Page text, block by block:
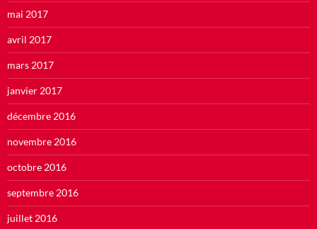
mai 2017
avril 2017
mars 2017
janvier 2017
décembre 2016
novembre 2016
octobre 2016
septembre 2016
juillet 2016